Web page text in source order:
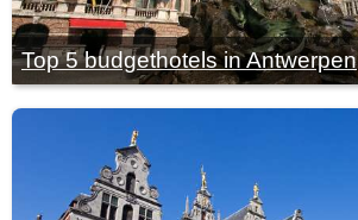
Top 5 budgethotels in Antwerpen